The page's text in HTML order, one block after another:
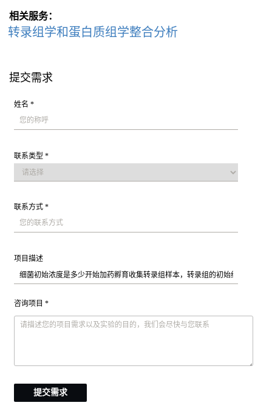
相关服务：
转录组学和蛋白质组学整合分析
提交需求
姓名 *
联系类型 *
联系方式 *
项目描述
咨询项目 *
提交需求